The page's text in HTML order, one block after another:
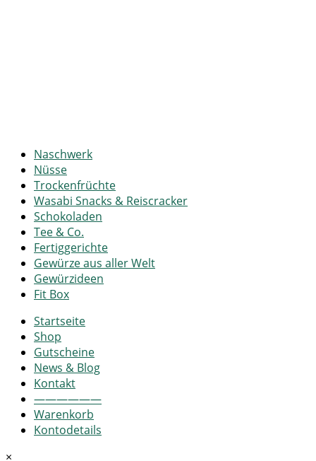
Naschwerk
Nüsse
Trockenfrüchte
Wasabi Snacks & Reiscracker
Schokoladen
Tee & Co.
Fertiggerichte
Gewürze aus aller Welt
Gewürzideen
Fit Box
Startseite
Shop
Gutscheine
News & Blog
Kontakt
——————
Warenkorb
Kontodetails
×